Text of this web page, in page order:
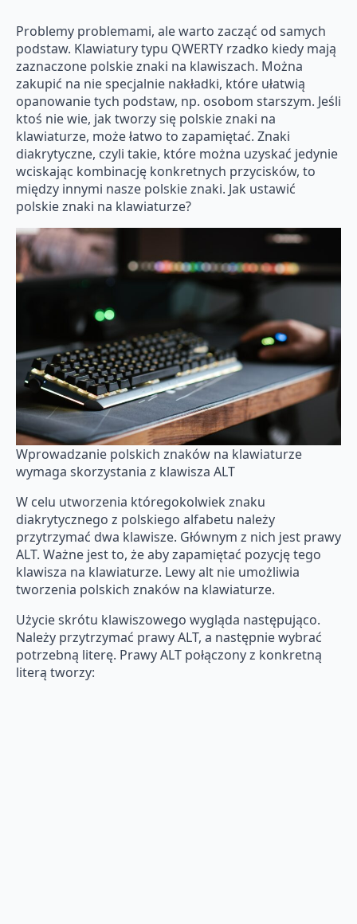
Problemy problemami, ale warto zacząć od samych
podstaw. Klawiatury typu QWERTY rzadko kiedy mają
zaznaczone polskie znaki na klawiszach. Można
zakupić na nie specjalnie nakładki, które ułatwią
opanowanie tych podstaw, np. osobom starszym. Jeśli
ktoś nie wie, jak tworzy się polskie znaki na
klawiaturze, może łatwo to zapamiętać. Znaki
diakrytyczne, czyli takie, które można uzyskać jedynie
wciskając kombinację konkretnych przycisków, to
między innymi nasze polskie znaki. Jak ustawić
polskie znaki na klawiaturze?
Wprowadzanie polskich znaków na klawiaturze
wymaga skorzystania z klawisza ALT
W celu utworzenia któregokolwiek znaku
diakrytycznego z polskiego alfabetu należy
przytrzymać dwa klawisze. Głównym z nich jest prawy
ALT. Ważne jest to, że aby zapamiętać pozycję tego
klawisza na klawiaturze. Lewy alt nie umożliwia
tworzenia polskich znaków na klawiaturze.
Użycie skrótu klawiszowego wygląda następująco.
Należy przytrzymać prawy ALT, a następnie wybrać
potrzebną literę. Prawy ALT połączony z konkretną
literą tworzy: